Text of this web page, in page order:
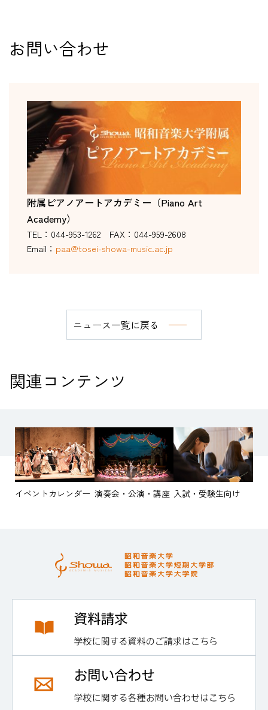
お問い合わせ
附属ピアノアートアカデミー（Piano Art
Academy）
TEL：044-953-1262 FAX：044-959-2608
Email： paa@tosei-showa-music.ac.jp
ニュース一覧に戻る
関連コンテンツ
イベントカレンダー 演奏会・公演・講座 入試・受験生向け